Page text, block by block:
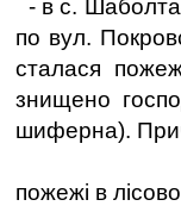
- в с.
по вул.
сталася
знищено
шиферна).
пожежі в